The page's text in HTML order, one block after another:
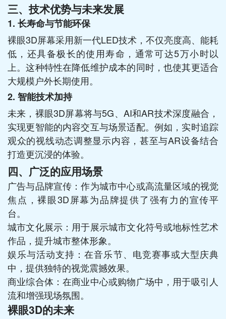
三、技术优势与未来发展
1. 长寿命与节能环保
裸眼3D屏幕采用新一代LED技术，不仅亮度高、能耗
低，还具备极长的使用寿命，通常可达5万小时以
上。这种特性在降低维护成本的同时，也使其更适合
大规模户外长期使用。
2. 智能技术加持
未来，裸眼3D屏幕将与5G、AI和AR技术深度融合，
实现更智能的内容交互与场景适配。例如，实时追踪
观众的视线动态调整显示内容，甚至与AR设备结合
打造更沉浸的体验。
四、广泛的应用场景
广告与品牌宣传：作为城市中心或高流量区域的视觉
焦点，裸眼3D屏幕为品牌提供了强有力的宣传平
台。
城市文化展示：用于展示城市文化符号或地标性艺术
作品，提升城市整体形象。
娱乐与活动支持：在音乐节、电竞赛事或大型庆典
中，提供独特的视觉震撼效果。
商业综合体：在商业中心或购物广场中，用于吸引人
流和增强现场氛围。
裸眼3D的未来